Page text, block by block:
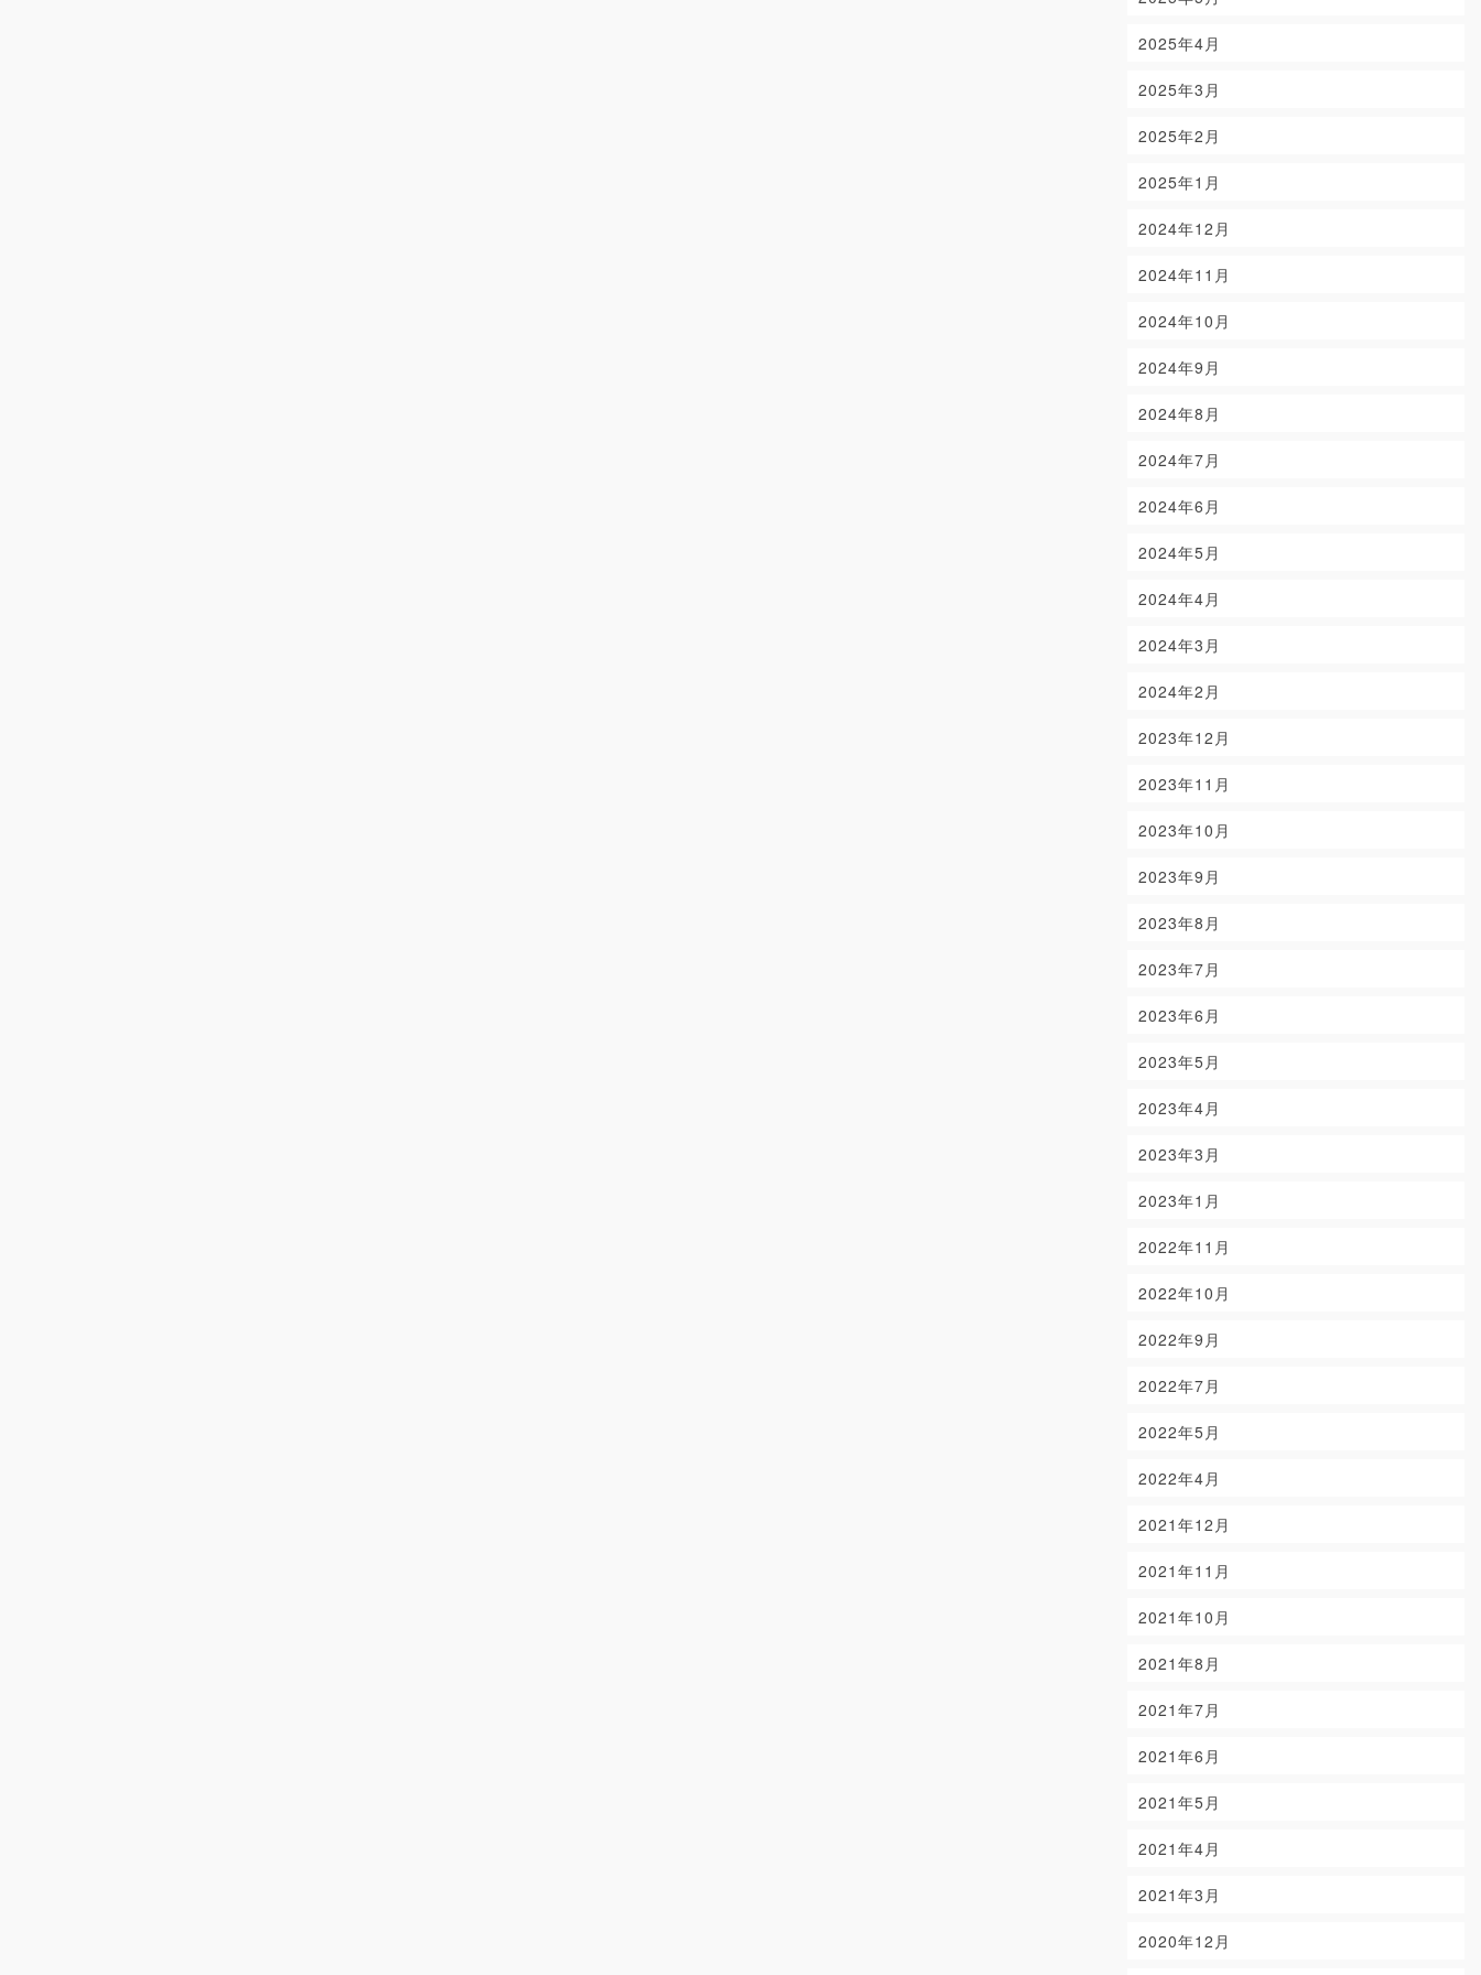
2025年4月
2025年3月
2025年2月
2025年1月
2024年12月
2024年11月
2024年10月
2024年9月
2024年8月
2024年7月
2024年6月
2024年5月
2024年4月
2024年3月
2024年2月
2023年12月
2023年11月
2023年10月
2023年9月
2023年8月
2023年7月
2023年6月
2023年5月
2023年4月
2023年3月
2023年1月
2022年11月
2022年10月
2022年9月
2022年7月
2022年5月
2022年4月
2021年12月
2021年11月
2021年10月
2021年8月
2021年7月
2021年6月
2021年5月
2021年4月
2021年3月
2020年12月